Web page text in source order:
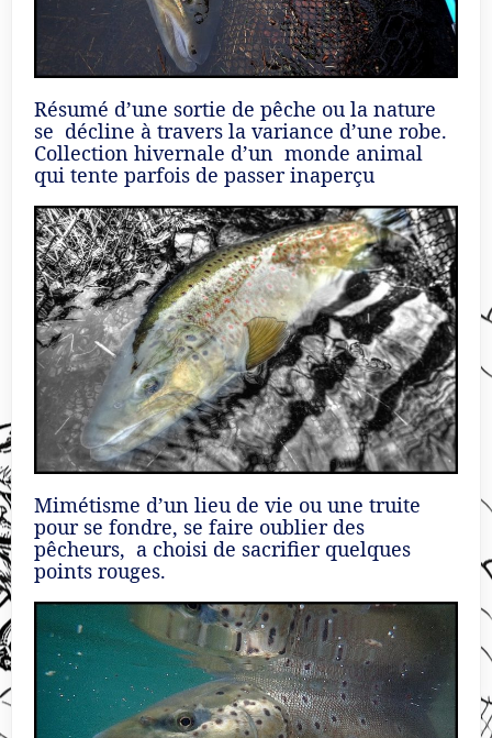
Résumé d’une sortie de pêche ou la nature
se décline à travers la variance d’une robe.
Collection hivernale d’un monde animal
qui tente parfois de passer inaperçu
Mimétisme d’un lieu de vie ou une truite
pour se fondre, se faire oublier des
pêcheurs, a choisi de sacrifier quelques
points rouges.